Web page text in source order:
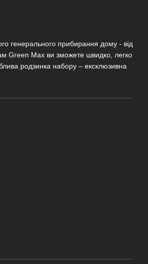
генерального прибирання дому - від
Green Max ви зможете швидко, легко
родзинка набору – ексклюзивна